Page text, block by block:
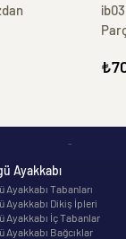
-
Ayakkabı
Ayakkabı Tabanları
Ayakkabı Dikiş İpleri
Ayakkabı İç Tabanlar
Ayakkabı Bağcıklar